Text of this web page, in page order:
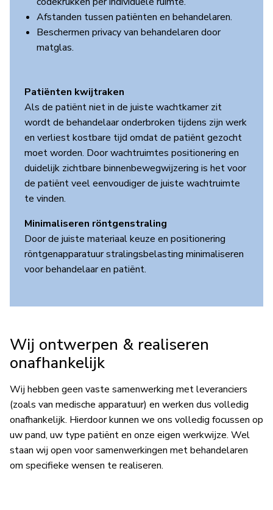
Afstanden tussen patiënten en behandelaren.
Beschermen privacy van behandelaren door
matglas.
Patiënten kwijtraken
Als de patiënt niet in de juiste wachtkamer zit
wordt de behandelaar onderbroken tijdens zijn werk
en verliest kostbare tijd omdat de patiënt gezocht
moet worden. Door wachtruimtes positionering en
duidelijk zichtbare binnenbewegwijzering is het voor
de patiënt veel eenvoudiger de juiste wachtruimte
te vinden.
Minimaliseren röntgenstraling
Door de juiste materiaal keuze en positionering
röntgenapparatuur stralingsbelasting minimaliseren
voor behandelaar en patiënt.
Wij ontwerpen & realiseren
onafhankelijk
Wij hebben geen vaste samenwerking met leveranciers
(zoals van medische apparatuur) en werken dus volledig
onafhankelijk. Hierdoor kunnen we ons volledig focussen op
uw pand, uw type patiënt en onze eigen werkwijze. Wel
staan wij open voor samenwerkingen met behandelaren
om specifieke wensen te realiseren.